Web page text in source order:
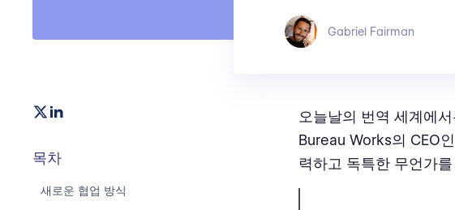
Gabriel Fairman
목차
새로운 협업 방식
오늘날의 번역 세계에
Bureau Works의 CEO
력하고 독특한 무언가